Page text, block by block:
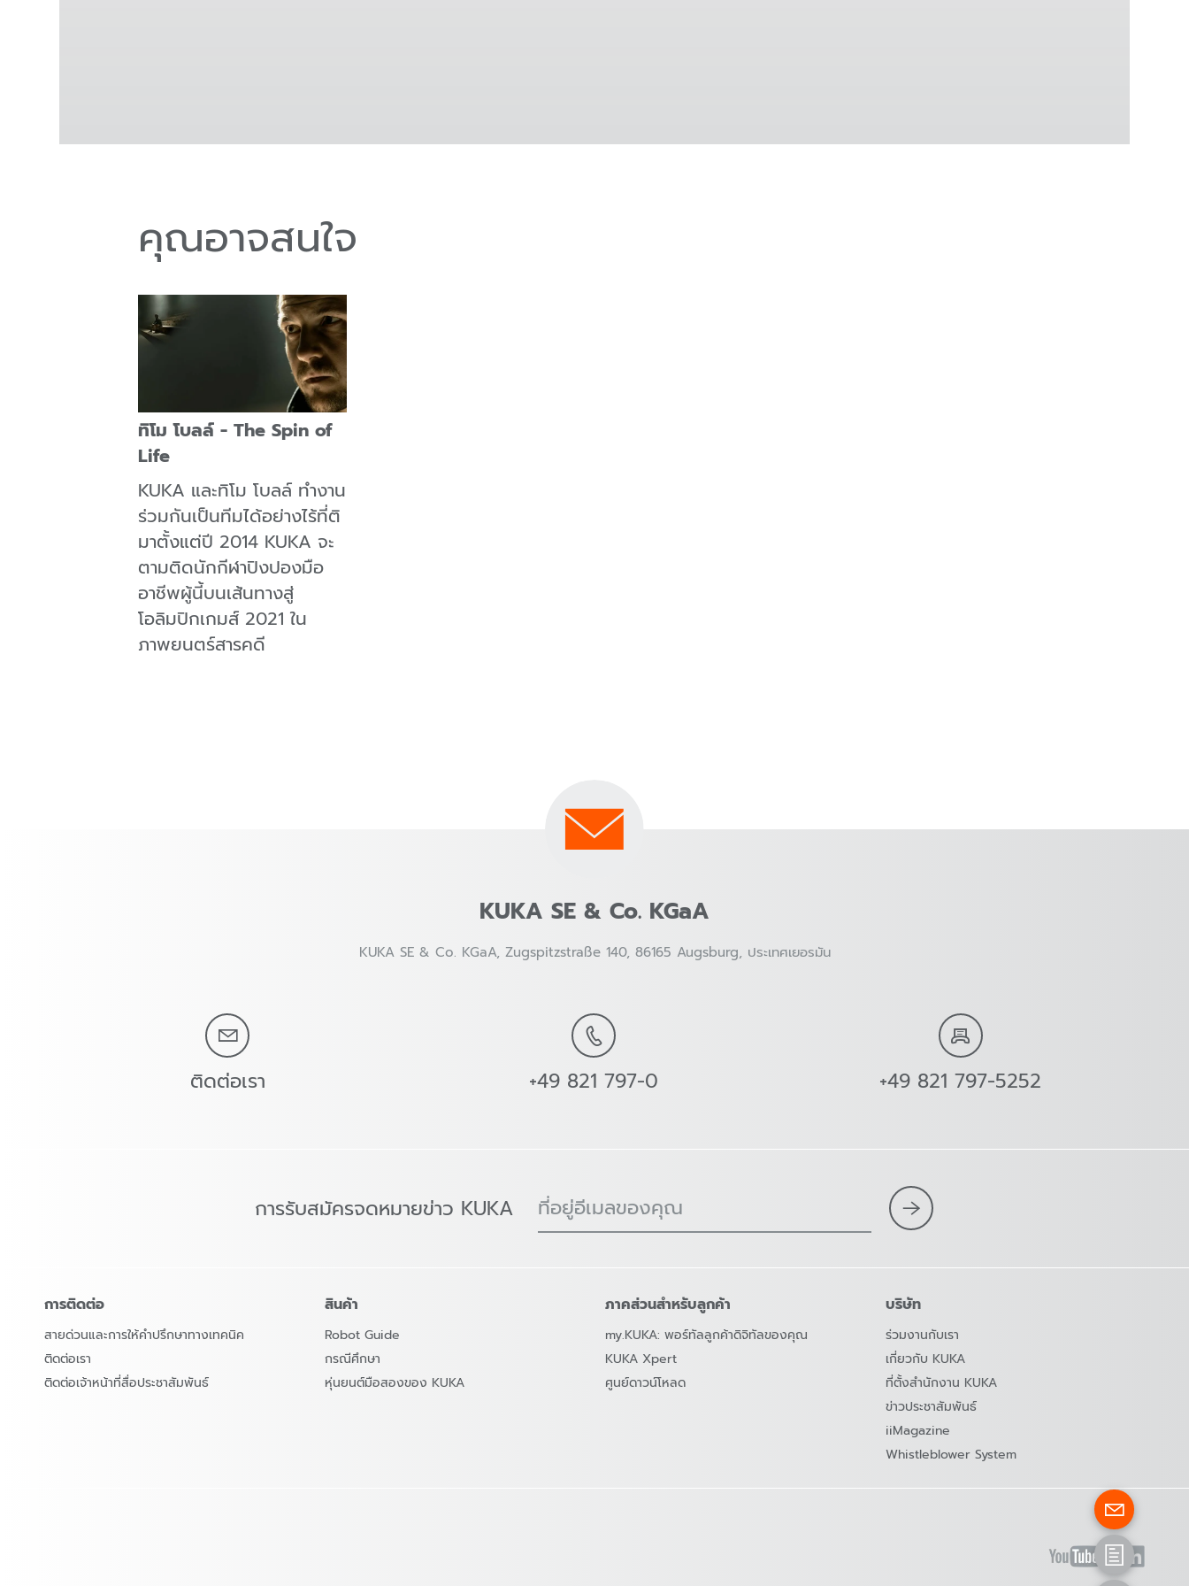
คุณอาจสนใจ
ทิโม โบลล์ - The Spin of
Life
KUKA และทิโม โบลล์ ทำงาน
ร่วมกันเป็นทีมได้อย่างไร้ที่ติ
มาตั้งแต่ปี 2014 KUKA จะ
ตามติดนักกีฬาปิงปองมือ
อาชีพผู้นี้บนเส้นทางสู่
โอลิมปิกเกมส์ 2021 ใน
ภาพยนตร์สารคดี
KUKA SE & Co. KGaA
KUKA SE & Co. KGaA, Zugspitzstraße 140, 86165 Augsburg, ประเทศเยอรมัน
ติดต่อเรา +49 821 797-0 +49 821 797-5252
การรับสมัครจดหมายข่าว KUKA ที่อยู่อีเมลของคุณ
การติดต่อ
สายด่วนและการให้คำปรึกษาทางเทคนิค
ติดต่อเรา
ติดต่อเจ้าหน้าที่สื่อประชาสัมพันธ์
สินค้า
Robot Guide
กรณีศึกษา
หุ่นยนต์มือสองของ KUKA
ภาคส่วนสำหรับลูกค้า
my.KUKA: พอร์ทัลลูกค้าดิจิทัลของคุณ
KUKA Xpert
ศูนย์ดาวน์โหลด
บริษัท
ร่วมงานกับเรา
เกี่ยวกับ KUKA
ที่ตั้งสำนักงาน KUKA
ข่าวประชาสัมพันธ์
iiMagazine
Whistleblower System